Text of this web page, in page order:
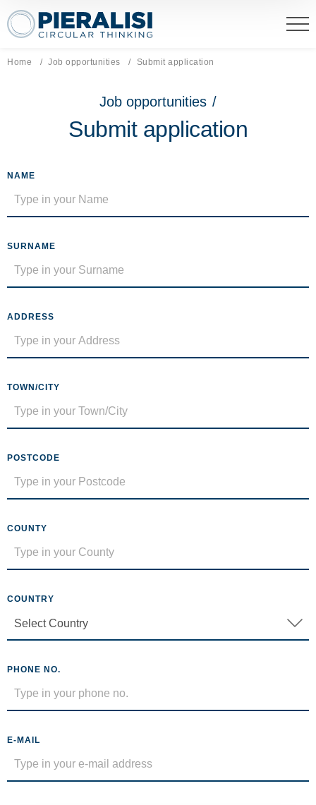
Pieralisi Maip Spa
Home Job opportunities Current page:
Submit application
Job opportunities /
Submit application
NAME
SURNAME
ADDRESS
TOWN/CITY
POSTCODE
COUNTY
COUNTRY
PHONE NO.
E-MAIL